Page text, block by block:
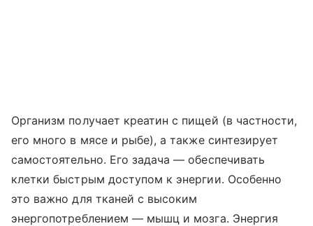
Организм получает креатин с пищей (в частности,
его много в мясе и рыбе), а также синтезирует
самостоятельно. Его задача — обеспечивать
клетки быстрым доступом к энергии. Особенно
это важно для тканей с высоким
энергопотреблением — мышц и мозга. Энергия